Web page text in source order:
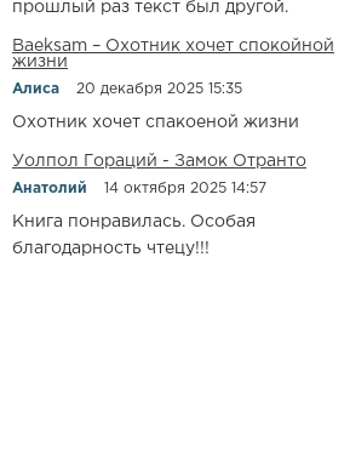
прошлый раз текст был другой.
Baeksam – Охотник хочет спокойной
жизни
Алиса 20 декабря 2025 15:35
Охотник хочет спакоеной жизни
Уолпол Гораций - Замок Отранто
Анатолий 14 октября 2025 14:57
Книга понравилась. Особая
благодарность чтецу!!!